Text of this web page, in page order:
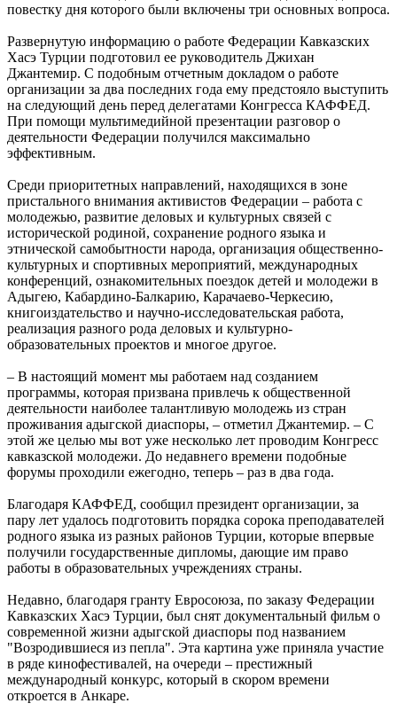
повестку дня которого были включены три основных вопроса.
Развернутую информацию о работе Федерации Кавказских
Хасэ Турции подготовил ее руководитель Джихан
Джантемир. С подобным отчетным докладом о работе
организации за два последних года ему предстояло выступить
на следующий день перед делегатами Конгресса КАФФЕД.
При помощи мультимедийной презентации разговор о
деятельности Федерации получился максимально
эффективным.
Среди приоритетных направлений, находящихся в зоне
пристального внимания активистов Федерации – работа с
молодежью, развитие деловых и культурных связей с
исторической родиной, сохранение родного языка и
этнической самобытности народа, организация общественно-
культурных и спортивных мероприятий, международных
конференций, ознакомительных поездок детей и молодежи в
Адыгею, Кабардино-Балкарию, Карачаево-Черкесию,
книгоиздательство и научно-исследовательская работа,
реализация разного рода деловых и культурно-
образовательных проектов и многое другое.
– В настоящий момент мы работаем над созданием
программы, которая призвана привлечь к общественной
деятельности наиболее талантливую молодежь из стран
проживания адыгской диаспоры, – отметил Джантемир. – С
этой же целью мы вот уже несколько лет проводим Конгресс
кавказской молодежи. До недавнего времени подобные
форумы проходили ежегодно, теперь – раз в два года.
Благодаря КАФФЕД, сообщил президент организации, за
пару лет удалось подготовить порядка сорока преподавателей
родного языка из разных районов Турции, которые впервые
получили государственные дипломы, дающие им право
работы в образовательных учреждениях страны.
Недавно, благодаря гранту Евросоюза, по заказу Федерации
Кавказских Хасэ Турции, был снят документальный фильм о
современной жизни адыгской диаспоры под названием
"Возродившиеся из пепла". Эта картина уже приняла участие
в ряде кинофестивалей, на очереди – престижный
международный конкурс, который в скором времени
откроется в Анкаре.